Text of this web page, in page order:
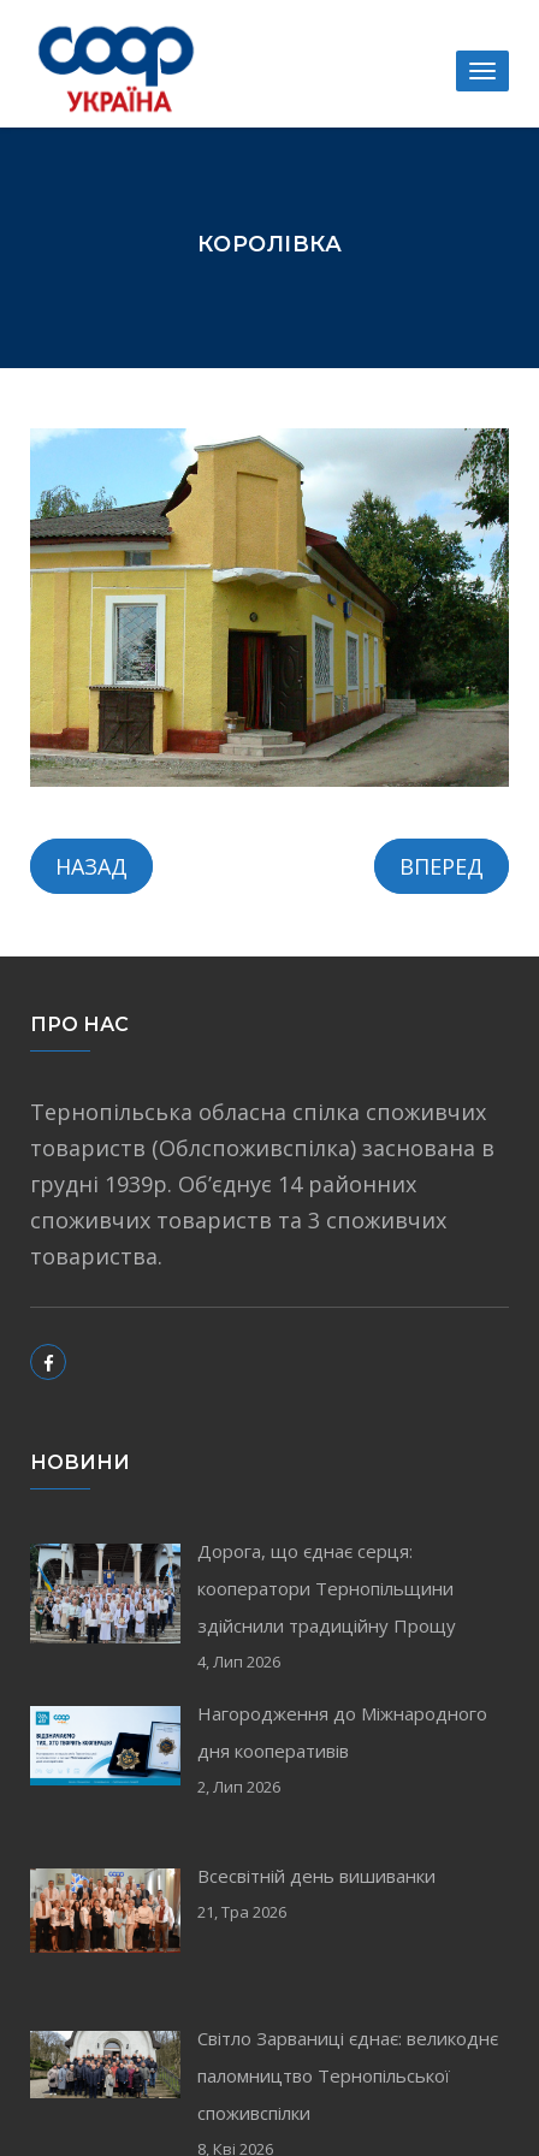
КОРОЛІВКА
НАЗАД ВПЕРЕД
ПРО НАС
Тернопільська обласна спілка споживчих
товариств (Облспоживспілка) заснована в
грудні 1939р. Об’єднує 14 районних
споживчих товариств та 3 споживчих
товариства.
НОВИНИ
Дорога, що єднає серця:
кооператори Тернопільщини
здійснили традиційну Прощу
4, Лип 2026
Нагородження до Міжнародного
дня кооперативів
2, Лип 2026
Всесвітній день вишиванки
21, Тра 2026
Світло Зарваниці єднає: великоднє
паломництво Тернопільської
споживспілки
8, Кві 2026